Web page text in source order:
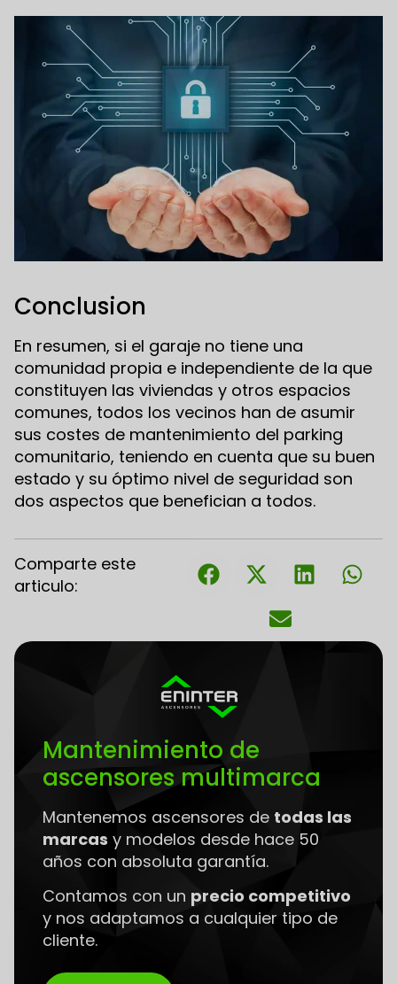
Conclusion
En resumen, si el garaje no tiene una
comunidad propia e independiente de la que
constituyen las viviendas y otros espacios
comunes, todos los vecinos han de asumir
sus costes de mantenimiento del parking
comunitario, teniendo en cuenta que su buen
estado y su óptimo nivel de seguridad son
dos aspectos que benefician a todos.
Comparte este
articulo:
Mantenimiento de
ascensores multimarca
Mantenemos ascensores de todas las
marcas y modelos desde hace 50
años con absoluta garantía.
Contamos con un precio competitivo
y nos adaptamos a cualquier tipo de
cliente.